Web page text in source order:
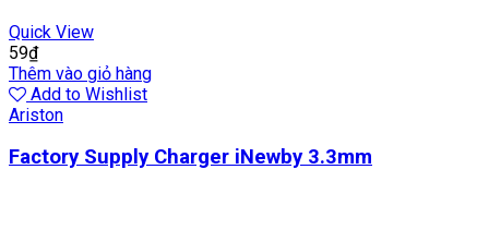
Quick View
59₫
Thêm vào giỏ hàng
Add to Wishlist
Ariston
Factory Supply Charger iNewby 3.3mm